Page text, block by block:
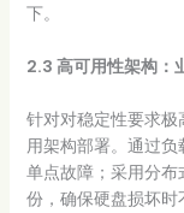
下。
2.3 高可用性架构：
针对对稳定性要求极
用架构部署。通过
单点故障；采用分
份，确保硬盘损坏